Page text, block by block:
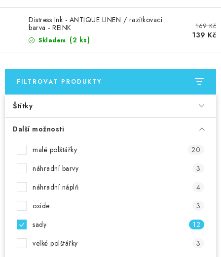
ZNAČKY
Doprava Kontakty Moje objednávka
Hodnocení obchodu
Obchodní podmínky
Podmínky ochrany osobních údajů
Ověřování recenzí
Jak nakupovat
Distress Ink - ANTIQUE LINEN / razítkovací
barva - REINK
Skladem (2 ks)
169 Kč
139 Kč
FILTROVAT PRODUKTY
Štítky
Další možnosti
malé polštářky
20
náhradní barvy
3
náhradní náplň
4
oxide
3
sady
12
velké polštářky
3